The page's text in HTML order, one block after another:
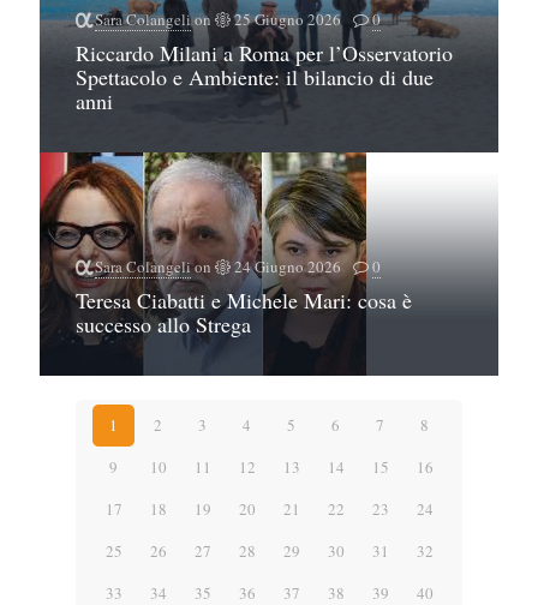
Sara Colangelion 25 Giugno 2026 0
Riccardo Milani a Roma per l’Osservatorio
Spettacolo e Ambiente: il bilancio di due
anni
Sara Colangelion 24 Giugno 2026 0
Teresa Ciabatti e Michele Mari: cosa è
successo allo Strega
1 2 3 4 5 6 7
8
9
10 11 12 13 14 15
16
17
18 19 20 21 22 23
24
25
26 27 28 29 30 31
32
33
34 35 36 37 38 39
40